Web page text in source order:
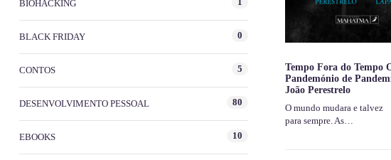
Tempo Fora do Tempo
Pandemónio de
João Perestrelo
O mundo mudara e talvez
para sempre. As…
BIOHACKING
BLACK FRIDAY 0
CONTOS 5
DESENVOLVIMENTO PESSOAL 80
EBOOKS 10